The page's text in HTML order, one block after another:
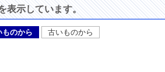
表示しています。
ものから 古いものから